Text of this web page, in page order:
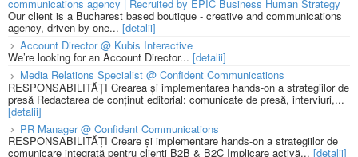
communications agency | Recruited by EPIC Business Human Strategy
Our client is a Bucharest based boutique - creative and communications
agency, driven by one... [detalii]
Account Director @ Kubis Interactive
We’re looking for an Account Director... [detalii]
Media Relations Specialist @ Confident Communications
RESPONSABILITĂȚI Crearea și implementarea hands-on a strategiilor de
presă Redactarea de conținut editorial: comunicate de presă, interviuri,...
[detalii]
PR Manager @ Confident Communications
RESPONSABILITĂȚI Creare și implementare hands-on a strategiilor de
comunicare integrată pentru clienți B2B & B2C Implicare activă... [detalii]